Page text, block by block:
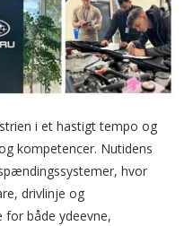
i et hastigt tempo og
kompetencer. Nutidens
hvor
drivlinje og
for både ydeevne,